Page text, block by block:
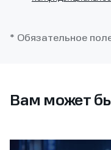
* Обязательное
Вам может